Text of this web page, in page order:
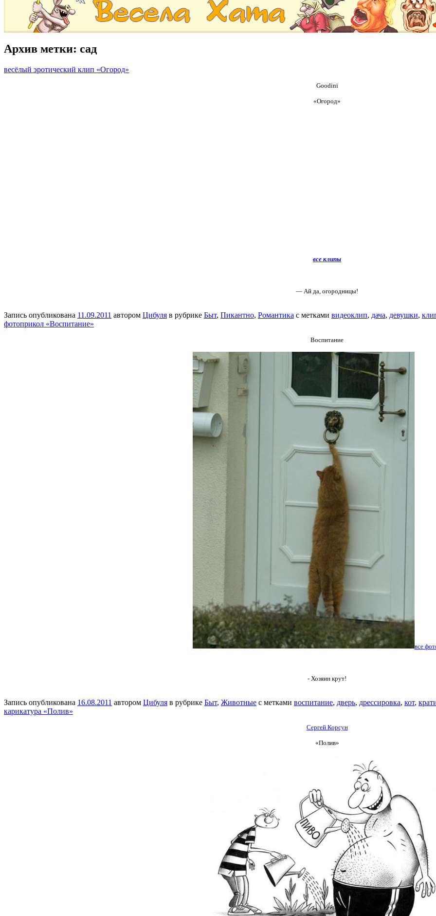
Архив метки: сад
весёлый эротический клип «Огород»
Goodini
«Огород»
все клипы
— Ай да, огородницы!
Запись опубликована 11.09.2011 автором Цибуля в рубрике Быт, Пикантно, Романтика с метками видеоклип, дача, девушки,
фотоприкол «Воспитание»
Воспитание
все
- Хозяин крут!
Запись опубликована 16.08.2011 автором Цибуля в рубрике Быт, Животные с метками воспитание, дверь, дрессировка, кот,
карикатура «Полив»
Сергей Корсун
«Полив»